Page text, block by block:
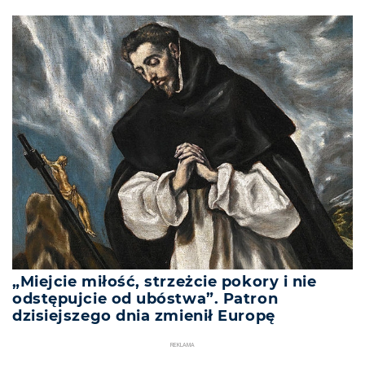
„Miejcie miłość, strzeżcie pokory i nie
odstępujcie od ubóstwa”. Patron
dzisiejszego dnia zmienił Europę
REKLAMA